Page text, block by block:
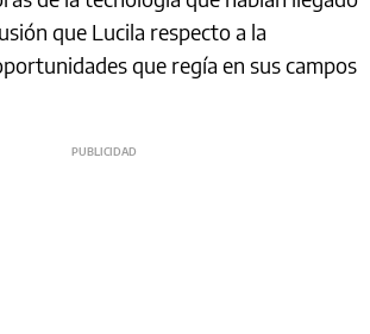
que Lucila respecto a la
que regía en sus campos